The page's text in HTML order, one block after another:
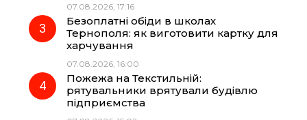
k
a
m
07.08.2026, 17:16
Безоплатні обіди в школах
Тернополя: як виготовити картку для
харчування
07.08.2026, 16:00
Пожежа на Текстильній:
рятувальники врятували будівлю
підприємства